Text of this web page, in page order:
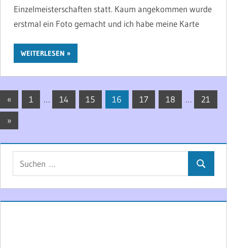
Einzelmeisterschaften statt. Kaum angekommen wurde
erstmal ein Foto gemacht und ich habe meine Karte
WEITERLESEN
Seitennummerierung
der
« Vorherige
Beiträge
1 … 14 15 16 17 18 …
21
Nächste
»
Suchen